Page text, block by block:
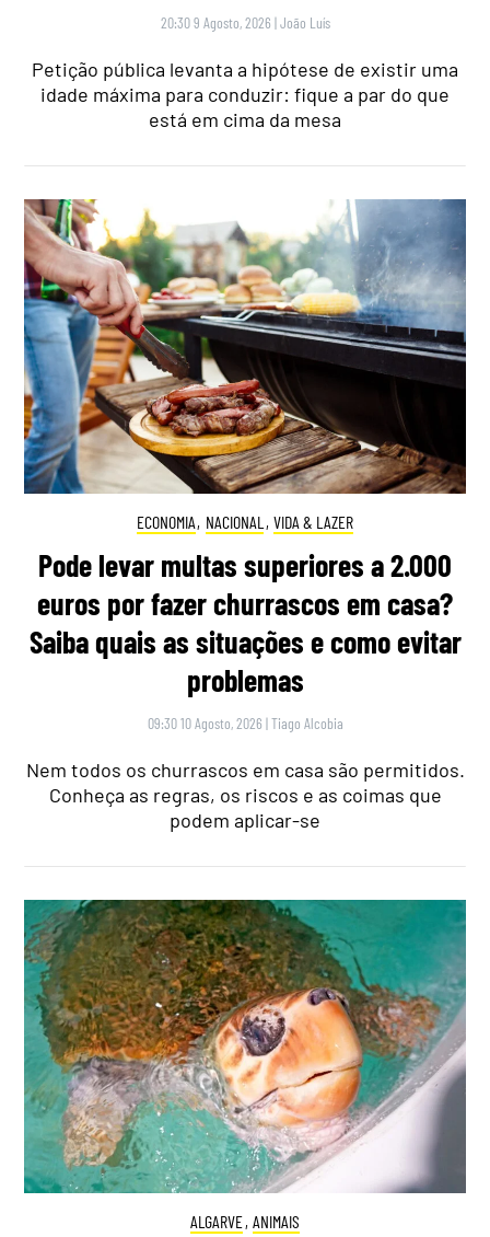
20:30 9 Agosto, 2026 |João Luís
Petição pública levanta a hipótese de existir uma
idade máxima para conduzir: fique a par do que
está em cima da mesa
ECONOMIA, NACIONAL , VIDA & LAZER
Pode levar multas superiores a 2.000
euros por fazer churrascos em casa?
Saiba quais as situações e como evitar
problemas
09:30 10 Agosto, 2026 |Tiago Alcobia
Nem todos os churrascos em casa são permitidos.
Conheça as regras, os riscos e as coimas que
podem aplicar-se
ALGARVE, ANIMAIS